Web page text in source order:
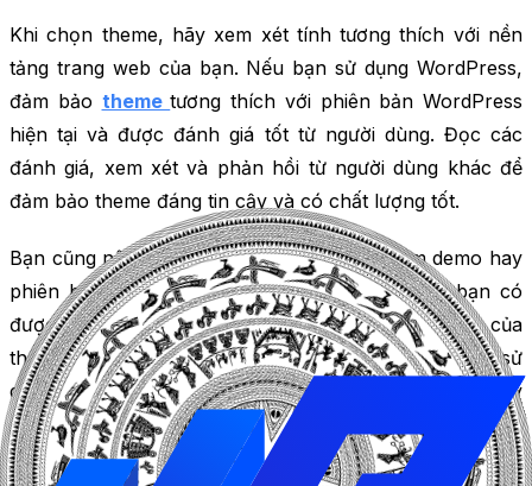
Khi chọn theme, hãy xem xét tính tương thích với nền
tảng trang web của bạn. Nếu bạn sử dụng WordPress,
đảm bảo themetương thích với phiên bản WordPress
hiện tại và được đánh giá tốt từ người dùng. Đọc các
đánh giá, xem xét và phản hồi từ người dùng khác để
đảm bảo theme đáng tin cậy và có chất lượng tốt.
Bạn cũng nên kiểm tra theme bằng cách xem demo hay
phiên bản dùng thử của theme. Điều này giúp bạn có
được cái nhìn trực quan về giao diện và hoạt động của
theme. Bạn cũng có thể kiểm tra theme bằng cách sử
dụng các công cụ như Theme Check hay
WPThemeDetector để kiểm tra mã nguồn và các thông
tin khác của theme.